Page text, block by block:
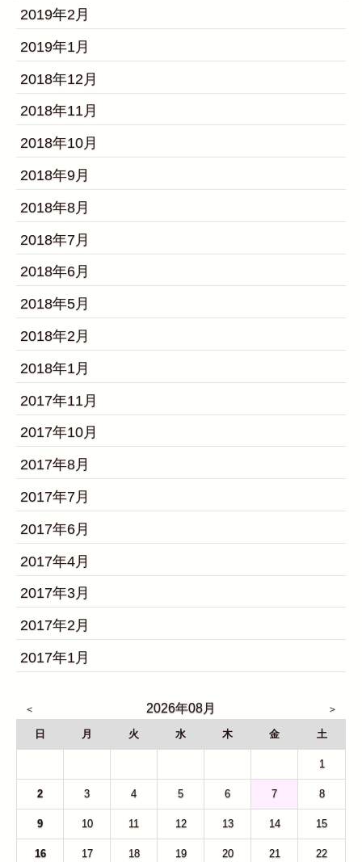
2019年2月
2019年1月
2018年12月
2018年11月
2018年10月
2018年9月
2018年8月
2018年7月
2018年6月
2018年5月
2018年2月
2018年1月
2017年11月
2017年10月
2017年8月
2017年7月
2017年6月
2017年4月
2017年3月
2017年2月
2017年1月
2026年08月
日 月 火 水 木 金 土
1
2 3 4 5 6 7 8
9 10 11 12 13 14 15
16 17 18 19 20 21 22